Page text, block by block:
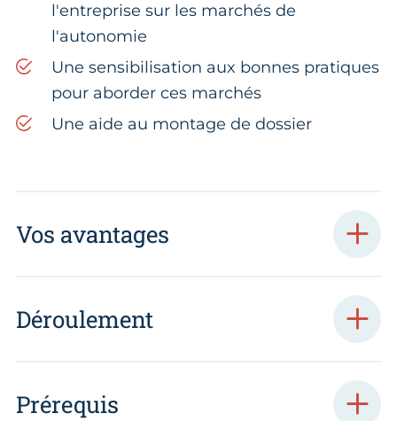
l'entreprise sur les marchés de
l'autonomie
Une sensibilisation aux bonnes pratiques
pour aborder ces marchés
Une aide au montage de dossier
Vos avantages
Déroulement
Prérequis